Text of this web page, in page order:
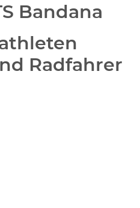
Bandana
Radfahrer